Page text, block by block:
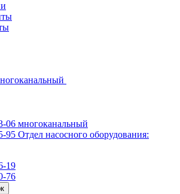
06 многоканальный
95 Отдел насосного оборудования:
19
76